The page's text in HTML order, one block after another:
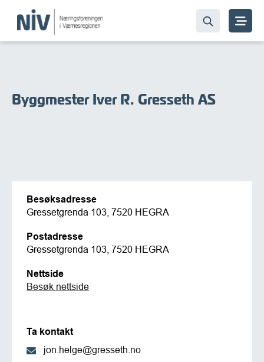
Byggmester Iver R. Gresseth AS
Besøksadresse
Gressetgrenda 103, 7520 HEGRA
Postadresse
Gressetgrenda 103, 7520 HEGRA
Nettside
Besøk nettside
Ta kontakt
jon.helge@gresseth.no